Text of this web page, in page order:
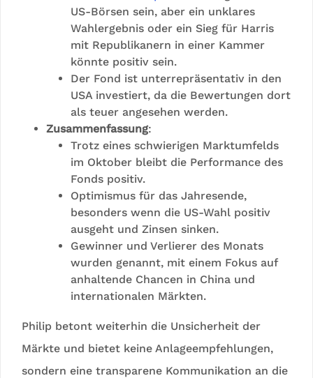
US-Börsen sein, aber ein unklares
Wahlergebnis oder ein Sieg für Harris
mit Republikanern in einer Kammer
könnte positiv sein.
Der Fond ist unterrepräsentativ in den
USA investiert, da die Bewertungen dort
als teuer angesehen werden.
Zusammenfassung:
Trotz eines schwierigen Marktumfelds
im Oktober bleibt die Performance des
Fonds positiv.
Optimismus für das Jahresende,
besonders wenn die US-Wahl positiv
ausgeht und Zinsen sinken.
Gewinner und Verlierer des Monats
wurden genannt, mit einem Fokus auf
anhaltende Chancen in China und
internationalen Märkten.
Philip betont weiterhin die Unsicherheit der
Märkte und bietet keine Anlageempfehlungen,
sondern eine transparene Kommunikation an die